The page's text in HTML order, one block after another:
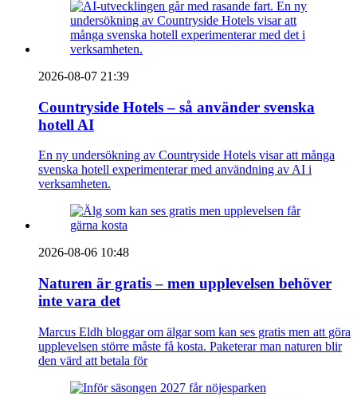
2026-08-07 21:39
Countryside Hotels – så använder svenska
hotell AI
En ny undersökning av Countryside Hotels visar att många
svenska hotell experimenterar med användning av AI i
verksamheten.
2026-08-06 10:48
Naturen är gratis – men upplevelsen behöver
inte vara det
Marcus Eldh bloggar om älgar som kan ses gratis men att göra
upplevelsen större måste få kosta. Paketerar man naturen blir
den värd att betala för